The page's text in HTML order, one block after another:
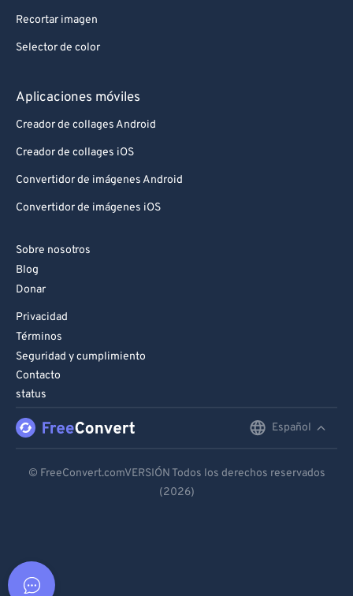
Recortar imagen
Selector de color
Aplicaciones móviles
Creador de collages Android
Creador de collages iOS
Convertidor de imágenes Android
Convertidor de imágenes iOS
Sobre nosotros
Blog
Donar
Privacidad
Términos
Seguridad y cumplimiento
Contacto
status
Español
Español
© FreeConvert.comVERSIÓN Todos los derechos reservados
(2026)